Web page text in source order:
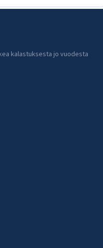
kalastuksesta jo vuodesta